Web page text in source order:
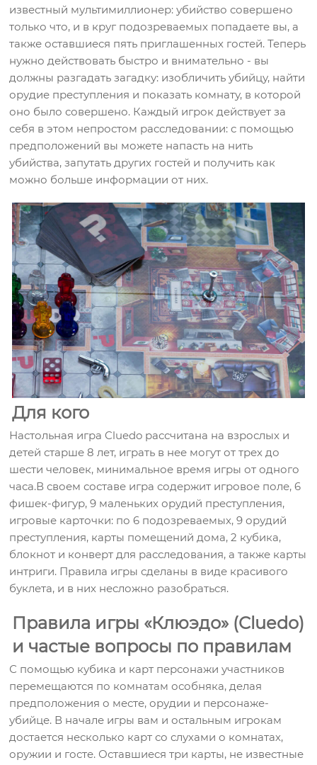
известный мультимиллионер: убийство совершено
только что, и в круг подозреваемых попадаете вы, а
также оставшиеся пять приглашенных гостей. Теперь
нужно действовать быстро и внимательно - вы
должны разгадать загадку: изобличить убийцу, найти
орудие преступления и показать комнату, в которой
оно было совершено. Каждый игрок действует за
себя в этом непростом расследовании: с помощью
предположений вы можете напасть на нить
убийства, запутать других гостей и получить как
можно больше информации от них.
Для кого
Настольная игра Cluedo рассчитана на взрослых и
детей старше 8 лет, играть в нее могут от трех до
шести человек, минимальное время игры от одного
часа.В своем составе игра содержит игровое поле, 6
фишек-фигур, 9 маленьких орудий преступления,
игровые карточки: по 6 подозреваемых, 9 орудий
преступления, карты помещений дома, 2 кубика,
блокнот и конверт для расследования, а также карты
интриги. Правила игры сделаны в виде красивого
буклета, и в них несложно разобраться.
Правила игры «Клюэдо» (Cluedo)
и частые вопросы по правилам
С помощью кубика и карт персонажи участников
перемещаются по комнатам особняка, делая
предположения о месте, орудии и персонаже-
убийце. В начале игры вам и остальным игрокам
достается несколько карт со слухами о комнатах,
оружии и госте. Оставшиеся три карты, не известные